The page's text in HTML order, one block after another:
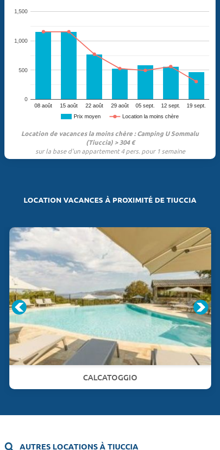
Prix moyen Location la moins chère
08 août 15 août 22 août 29 août 05 sept. 12 sept. 19 sept.
0
500
1,000
1,500
Location de vacances la moins chère : Camping U Sommalu
(Tiuccia) > 304 €
sur la base d'un appartement 4 pers. pour 1 semaine
LOCATION VACANCES À PROXIMITÉ DE TIUCCIA
CALCATOGGIO
AUTRES LOCATIONS À TIUCCIA